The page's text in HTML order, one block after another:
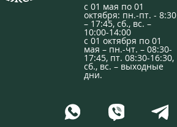
с 01 мая по 01
октября: пн.-пт. - 8:30
– 17:45, сб., вс. –
10:00-14:00
с 01 октября по 01
мая – пн.-чт. – 08:30-
17:45, пт. 08:30-16:30,
сб., вс. – выходные
дни.